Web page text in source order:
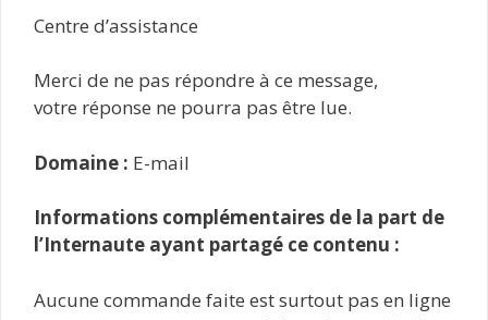
Centre d’assistance
Merci de ne pas répondre à ce message,
votre réponse ne pourra pas être lue.
Domaine : E-mail
Informations complémentaires de la part de
l’Internaute ayant partagé ce contenu :
Aucune commande faite est surtout pas en ligne